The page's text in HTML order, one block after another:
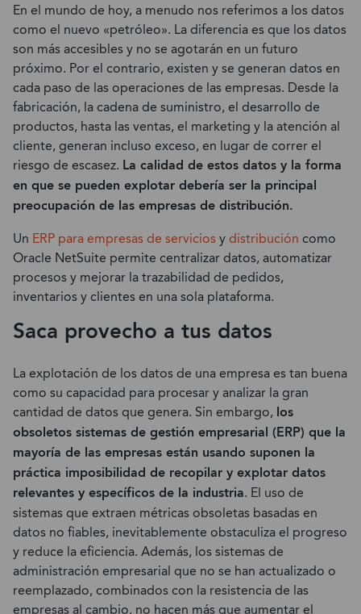
En el mundo de hoy, a menudo nos referimos a los datos
como el nuevo «petróleo». La diferencia es que los datos
son más accesibles y no se agotarán en un futuro
próximo. Por el contrario, existen y se generan datos en
cada paso de las operaciones de las empresas. Desde la
fabricación, la cadena de suministro, el desarrollo de
productos, hasta las ventas, el marketing y la atención al
cliente, generan incluso exceso, en lugar de correr el
riesgo de escasez. La calidad de estos datos y la forma
en que se pueden explotar debería ser la principal
preocupación de las empresas de distribución.
Un ERP para empresas de serviciosydistribución como
Oracle NetSuite permite centralizar datos, automatizar
procesos y mejorar la trazabilidad de pedidos,
inventarios y clientes en una sola plataforma.
Saca provecho a tus datos
La explotación de los datos de una empresa es tan buena
como su capacidad para procesar y analizar la gran
cantidad de datos que genera. Sin embargo, los
obsoletos sistemas de gestión empresarial (ERP) que la
mayoría de las empresas están usando suponen la
práctica imposibilidad de recopilar y explotar datos
relevantes y específicos de la industria. El uso de
sistemas que extraen métricas obsoletas basadas en
datos no fiables, inevitablemente obstaculiza el progreso
y reduce la eficiencia. Además, los sistemas de
administración empresarial que no se han actualizado o
reemplazado, combinados con la resistencia de las
empresas al cambio, no hacen más que aumentar el